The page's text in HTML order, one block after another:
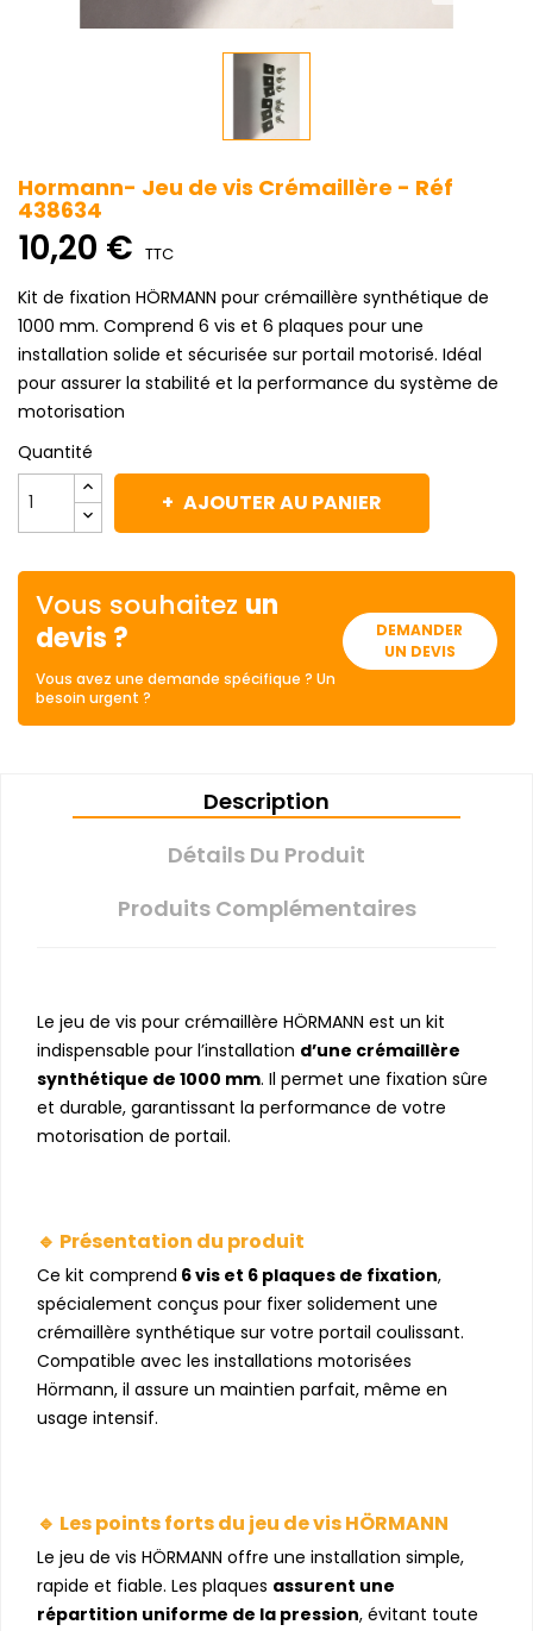
Hormann- Jeu de vis Crémaillère - Réf
438634
10,20 € TTC
Kit de fixation HÖRMANN pour crémaillère synthétique de
1000 mm. Comprend 6 vis et 6 plaques pour une
installation solide et sécurisée sur portail motorisé. Idéal
pour assurer la stabilité et la performance du système de
motorisation
Quantité
AJOUTER AU PANIER
Vous souhaitez un
devis ?
Vous avez une demande spécifique ? Un
besoin urgent ?
DEMANDER
UN DEVIS
Description
Détails Du Produit
Produits Complémentaires
Le jeu de vis pour crémaillère HÖRMANN est un kit
indispensable pour l’installation d’une crémaillère
synthétique de 1000 mm. Il permet une fixation sûre
et durable, garantissant la performance de votre
motorisation de portail.
🔹 Présentation du produit
Ce kit comprend 6 vis et 6 plaques de fixation,
spécialement conçus pour fixer solidement une
crémaillère synthétique sur votre portail coulissant.
Compatible avec les installations motorisées
Hörmann, il assure un maintien parfait, même en
usage intensif.
🔹 Les points forts du jeu de vis HÖRMANN
Le jeu de vis HÖRMANN offre une installation simple,
rapide et fiable. Les plaques assurent une
répartition uniforme de la pression, évitant toute